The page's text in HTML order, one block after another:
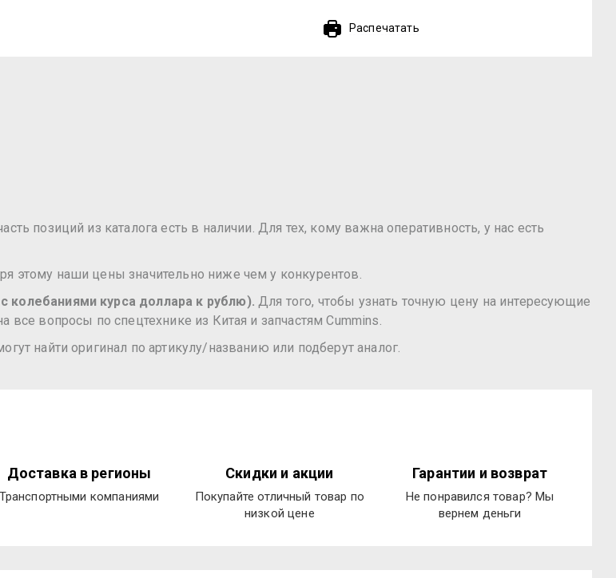
Распечатать
позиций из каталога есть в наличии. Для тех, кому важна оперативность, у нас есть
этому наши цены значительно ниже чем у конкурентов.
колебаниями курса доллара к рублю). Для того, чтобы узнать точную цену на интересующие
вопросы по спецтехнике из Китая и запчастям Cummins.
найти оригинал по артикулу/названию или подберут аналог.
Доставка в регионы
Транспортными компаниями
Скидки и акции
Покупайте отличный товар по
низкой цене
Гарантии и возврат
Не понравился товар? Мы
вернем деньги